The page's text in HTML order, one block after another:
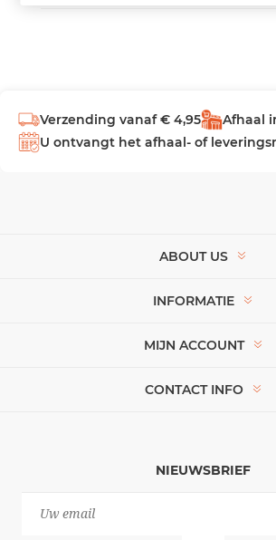
Verzending vanaf € 4,95
Afhaal
U ontvangt het afhaal- of
ABOUT US
INFORMATIE
MIJN ACCOUNT
CONTACT INFO
NIEUWSBRIEF